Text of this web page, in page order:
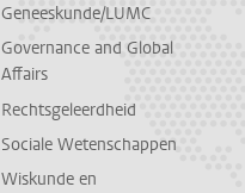
Geneeskunde/LUMC
Governance and Global
Affairs
Rechtsgeleerdheid
Sociale Wetenschappen
Wiskunde en